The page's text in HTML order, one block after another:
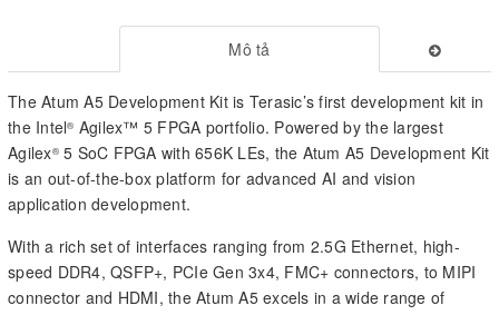
Mô tả
The Atum A5 Development Kit is Terasic’s first development kit in
the Intel® Agilex™ 5 FPGA portfolio. Powered by the largest
Agilex®5 SoC FPGA with 656K LEs, the Atum A5 Development Kit
is an out-of-the-box platform for advanced AI and vision
application development.
With a rich set of interfaces ranging from 2.5G Ethernet, high-
speed DDR4, QSFP+, PCIe Gen 3x4, FMC+ connectors, to MIPI
connector and HDMI, the Atum A5 excels in a wide range of